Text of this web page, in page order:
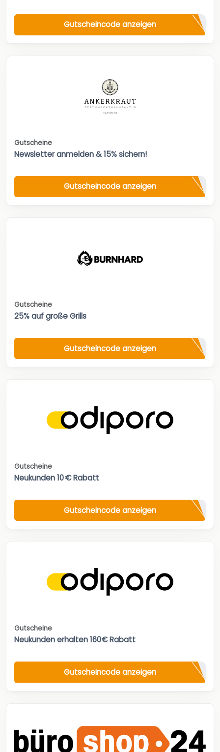
Gutscheincode anzeigen
Gutscheine
Newsletter anmelden & 15% sichern!
Gutscheincode anzeigen
Gutscheine
25% auf große Grills
Gutscheincode anzeigen
Gutscheine
Neukunden 10 € Rabatt
Gutscheincode anzeigen
Gutscheine
Neukunden erhalten 160€ Rabatt
Gutscheincode anzeigen